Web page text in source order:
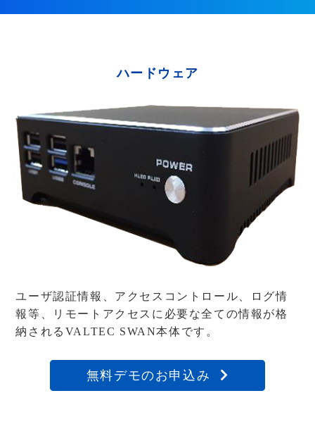
ハードウェア
ユーザ認証情報、アクセスコントロール、ログ情
報等、
リモートアクセスに必要な全ての情報が格
納されるVALTEC SWAN本体です。
無料デモのお申込み